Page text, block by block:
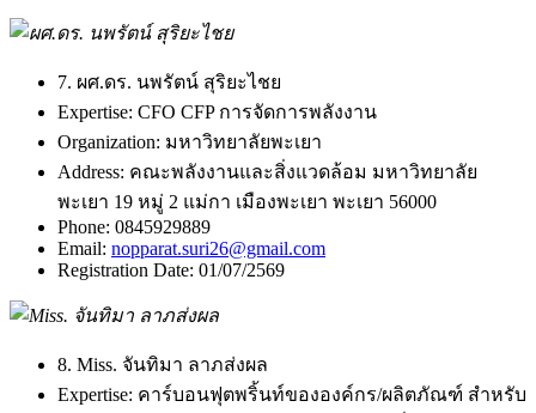
7. ผศ.ดร. นพรัตน์ สุริยะไชย
Expertise: CFO CFP การจัดการพลังงาน
Organization: มหาวิทยาลัยพะเยา
Address: คณะพลังงานและสิ่งแวดล้อม มหาวิทยาลัย
พะเยา 19 หมู่ 2 แม่กา เมืองพะเยา พะเยา 56000
Phone: 0845929889
Email: nopparat.suri26@gmail.com
Registration Date: 01/07/2569
8. Miss. จันทิมา ลาภส่งผล
Expertise: คาร์บอนฟุตพริ้นท์ขององค์กร/ผลิตภัณฑ์ สำหรับ